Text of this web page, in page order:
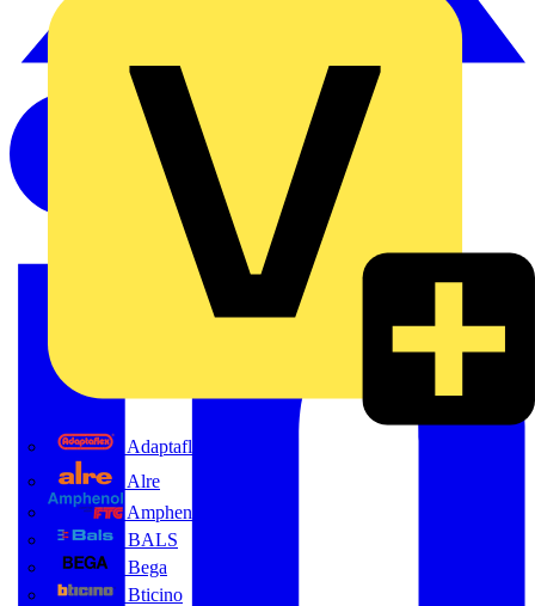
Adaptaflex
Alre
Amphenol FTG
BALS
Bega
Bticino